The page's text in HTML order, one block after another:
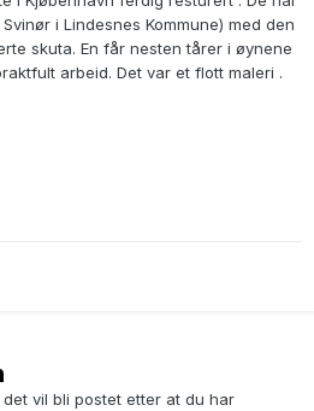
i Lindesnes Kommune) med den
skuta. En får nesten tårer i øynene
arbeid. Det var et flott maleri .
vil bli postet etter at du har